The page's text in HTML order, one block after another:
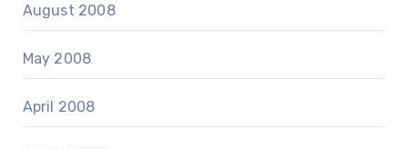
August 2008
May 2008
April 2008